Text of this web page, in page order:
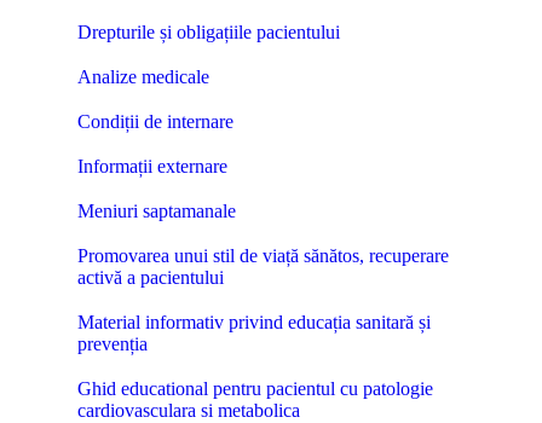
Drepturile și obligațiile pacientului
Analize medicale
Condiții de internare
Informații externare
Meniuri saptamanale
Promovarea unui stil de viață sănătos, recuperare
activă a pacientului
Material informativ privind educația sanitară și
prevenția
Ghid educational pentru pacientul cu patologie
cardiovasculara si metabolica